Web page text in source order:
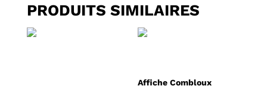
PRODUITS SIMILAIRES
Affiche Combloux